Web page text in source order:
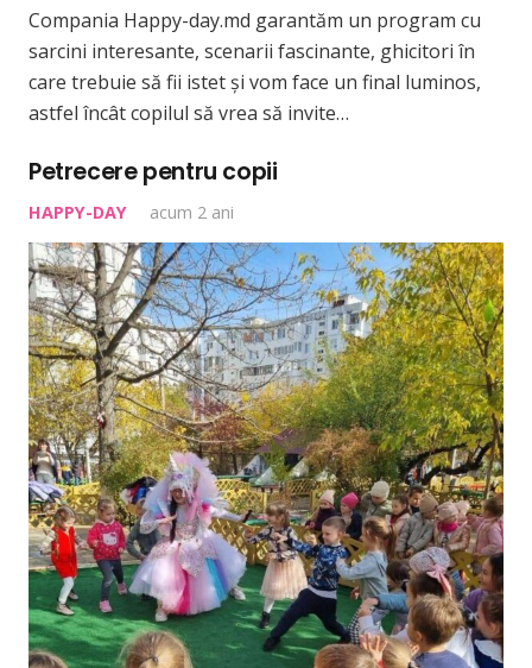
Compania Happy-day.md garantăm un program cu
sarcini interesante, scenarii fascinante, ghicitori în
care trebuie să fii istet și vom face un final luminos,
astfel încât copilul să vrea să invite…
Petrecere pentru copii
HAPPY-DAY acum 2 ani